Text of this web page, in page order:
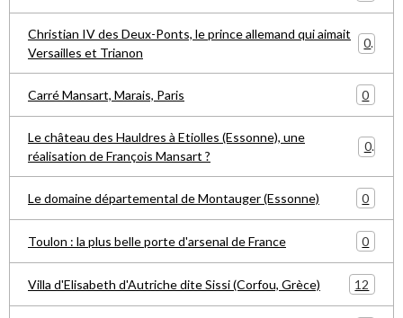
Christian IV des Deux-Ponts, le prince allemand qui aimait
Versailles et Trianon
0
Carré Mansart, Marais, Paris 0
Le château des Hauldres à Etiolles (Essonne), une
réalisation de François Mansart ?
0
Le domaine départemental de Montauger (Essonne) 0
Toulon : la plus belle porte d'arsenal de France 0
Villa d'Elisabeth d'Autriche dite Sissi (Corfou, Grèce) 12